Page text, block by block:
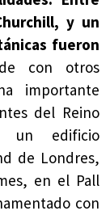
y un
fueron
con otros
importante
del Reino
un edificio
de Londres,
en el Pall
con